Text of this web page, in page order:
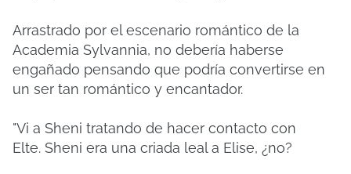
Arrastrado por el escenario romántico de la
Academia Sylvannia, no debería haberse
engañado pensando que podría convertirse en
un ser tan romántico y encantador.
"Vi a Sheni tratando de hacer contacto con
Elte. Sheni era una criada leal a Elise, ¿no?